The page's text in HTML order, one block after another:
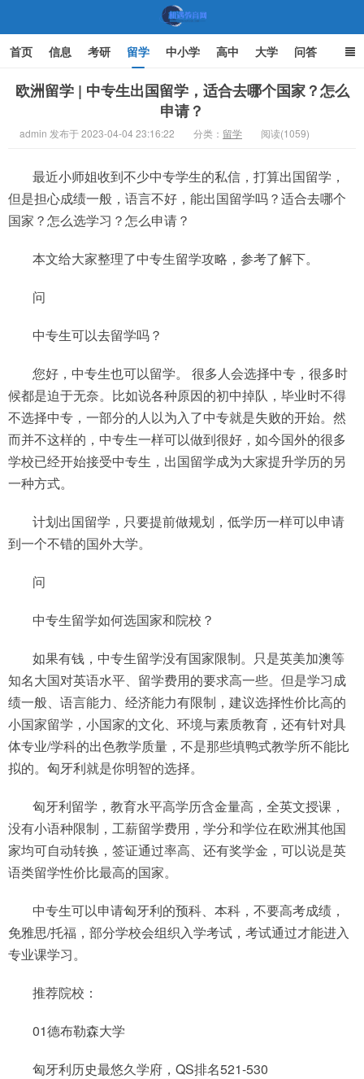
机遇教育网
首页 信息 考研 留学 中小学 高中 大学 问答
文化 家庭教育
欧洲留学 | 中专生出国留学，适合去哪个国家？怎么
申请？
admin 发布于 2023-04-04 23:16:22 分类： 留学 阅读(1059)
最近小师姐收到不少中专学生的私信，打算出国留学，
但是担心成绩一般，语言不好，能出国留学吗？适合去哪个
国家？怎么选学习？怎么申请？
本文给大家整理了中专生留学攻略，参考了解下。
问
中专生可以去留学吗？
您好，中专生也可以留学。 很多人会选择中专，很多时
候都是迫于无奈。比如说各种原因的初中掉队，毕业时不得
不选择中专，一部分的人以为入了中专就是失败的开始。然
而并不这样的，中专生一样可以做到很好，如今国外的很多
学校已经开始接受中专生，出国留学成为大家提升学历的另
一种方式。
计划出国留学，只要提前做规划，低学历一样可以申请
到一个不错的国外大学。
问
中专生留学如何选国家和院校？
如果有钱，中专生留学没有国家限制。只是英美加澳等
知名大国对英语水平、留学费用的要求高一些。但是学习成
绩一般、语言能力、经济能力有限制，建议选择性价比高的
小国家留学，小国家的文化、环境与素质教育，还有针对具
体专业/学科的出色教学质量，不是那些填鸭式教学所不能比
拟的。匈牙利就是你明智的选择。
匈牙利留学，教育水平高学历含金量高，全英文授课，
没有小语种限制，工薪留学费用，学分和学位在欧洲其他国
家均可自动转换，签证通过率高、还有奖学金，可以说是英
语类留学性价比最高的国家。
中专生可以申请匈牙利的预科、本科，不要高考成绩，
免雅思/托福，部分学校会组织入学考试，考试通过才能进入
专业课学习。
推荐院校：
01德布勒森大学
匈牙利历史最悠久学府，QS排名521-530